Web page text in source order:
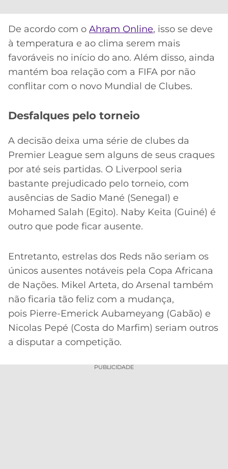
De acordo com o Ahram Online, isso se deve
à temperatura e ao clima serem mais
favoráveis ​​no início do ano. Além disso, ainda
mantém boa relação com a FIFA por não
conflitar com o novo Mundial de Clubes.
Desfalques pelo torneio
A decisão deixa uma série de clubes da
Premier League sem alguns de seus craques
por até seis partidas. O Liverpool seria
bastante prejudicado pelo torneio, com
ausências de Sadio Mané (Senegal) e
Mohamed Salah (Egito). Naby Keita (Guiné) é
outro que pode ficar ausente.
Entretanto, estrelas dos Reds não seriam os
únicos ausentes notáveis pela Copa Africana
de Nações. Mikel Arteta, do Arsenal também
não ficaria tão feliz com a mudança,
pois Pierre-Emerick Aubameyang (Gabão) e
Nicolas Pepé (Costa do Marfim) seriam outros
a disputar a competição.
PUBLICIDADE